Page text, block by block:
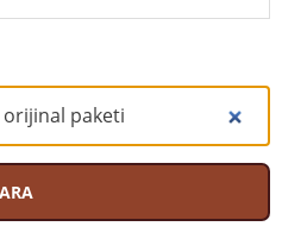
ARA